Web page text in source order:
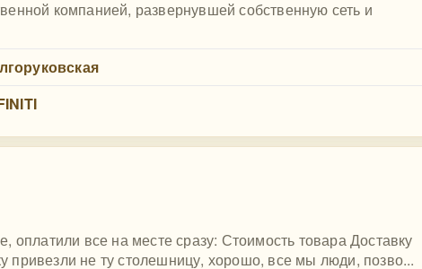
компанией, развернувшей собственную сеть и
оплатили все на месте сразу: Стоимость товара Доставку
привезли не ту столешницу, хорошо, все мы люди, позво...